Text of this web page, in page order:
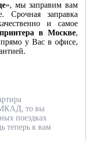
», мы заправим вам
Срочная заправка
и самое
в Москве,
у Вас в офисе,
МКАД, то вы
поездках
теперь к вам